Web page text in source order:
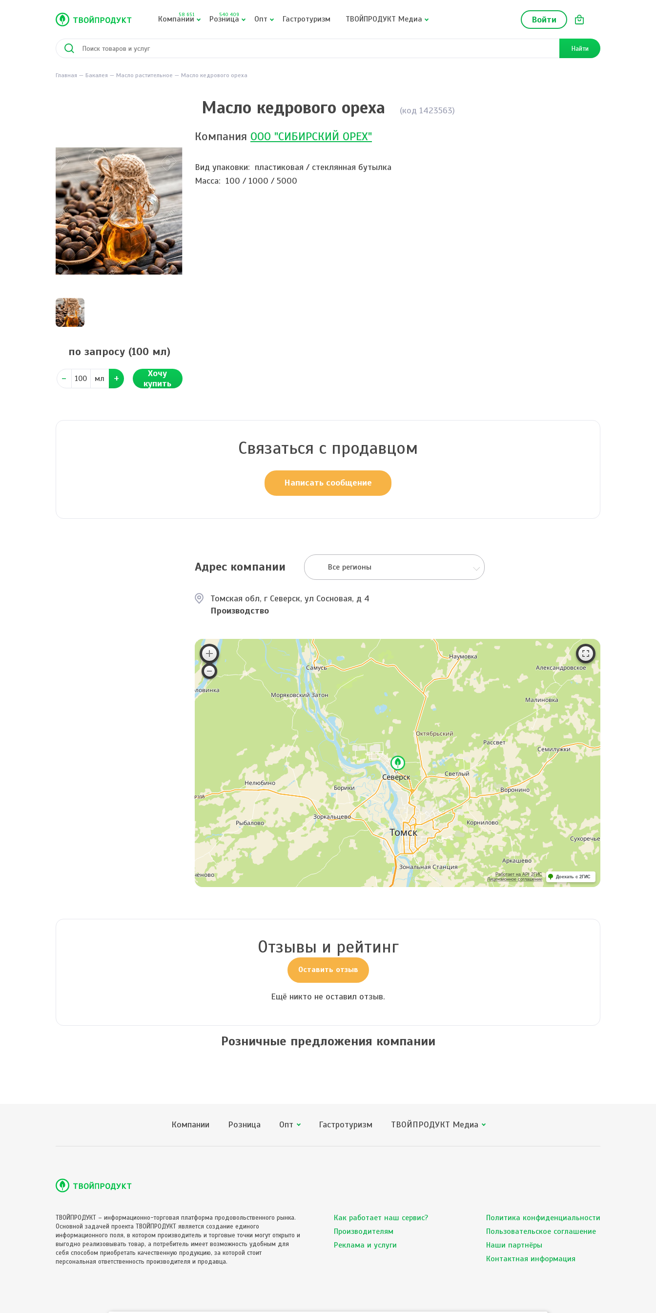
Войти
Компании
58 651 Розница
540 409 Опт Гастротуризм ТВОЙПРОДУКТ Медиа
Найти
Главная Бакалея Масло растительное Масло кедрового ореха
Масло кедрового ореха (код 1423563)
по запросу (100 мл)
мл
Хочу
купить
Компания ООО "СИБИРСКИЙ ОРЕХ"
Вид упаковки: пластиковая / стеклянная бутылка
Масса: 100 / 1000 / 5000
Связаться с продавцом
Написать сообщение
Адрес компании Все регионы
Томская обл, г Северск, ул Сосновая, д 4
Производство
Работает на API 2ГИС
Лицензионное соглашение
Доехать с 2ГИС
Отзывы и рейтинг
Оставить отзыв
Ещё никто не оставил отзыв.
Розничные предложения компании
Компании Розница Опт Гастротуризм ТВОЙПРОДУКТ Медиа
ТВОЙПРОДУКТ – информационно-торговая платформа продовольственного рынка.
Основной задачей проекта ТВОЙПРОДУКТ является создание единого
информационного поля, в котором производитель и торговые точки могут открыто и
выгодно реализовывать товар, а потребитель имеет возможность удобным для
себя способом приобретать качественную продукцию, за которой стоит
персональная ответственность производителя и продавца.
Как работает наш сервис?
Производителям
Реклама и услуги
Политика конфиденциальности
Пользовательское соглашение
Наши партнёры
Контактная информация